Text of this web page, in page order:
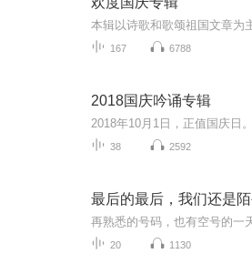
167 6788
2018国庆吟诵专辑
38 2592
最后的最后，我们还是
20 1130